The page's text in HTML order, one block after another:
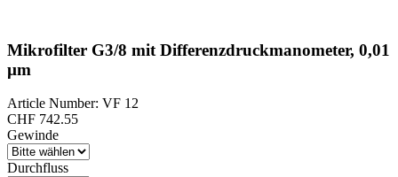
Mikrofilter G3/8 mit Differenzdruckmanometer, 0,01
µm
Article Number: VF 12
CHF 742.55
Gewinde
Durchfluss